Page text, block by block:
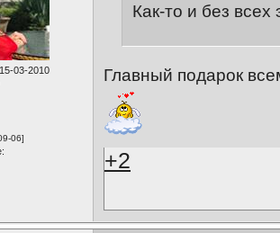
03-2010
06]
Как-то и без
Главный подарок
+2